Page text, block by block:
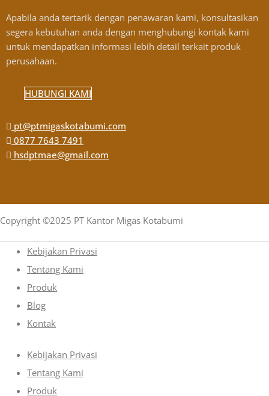
Apabila anda tertarik dengan penawaran kami, konsultasikan
segera kebutuhan anda dengan menghubungi kontak kami
untuk mendapatkan informasi lebih detail terkait produk
perusahaan.
HUBUNGI KAMI
pt@ptmigaskotabumi.com
0877 7643 7491
hsdptmae@gmail.com
Copyright ©2025 PT Kantor Migas Kotabumi
Kebijakan Privasi
Tentang Kami
Produk
Blog
Kontak
Kebijakan Privasi
Tentang Kami
Produk